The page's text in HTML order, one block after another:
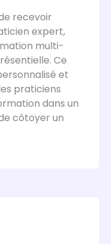
recevoir
expert,
multi-
Ce
et
praticiens
dans un
côtoyer un